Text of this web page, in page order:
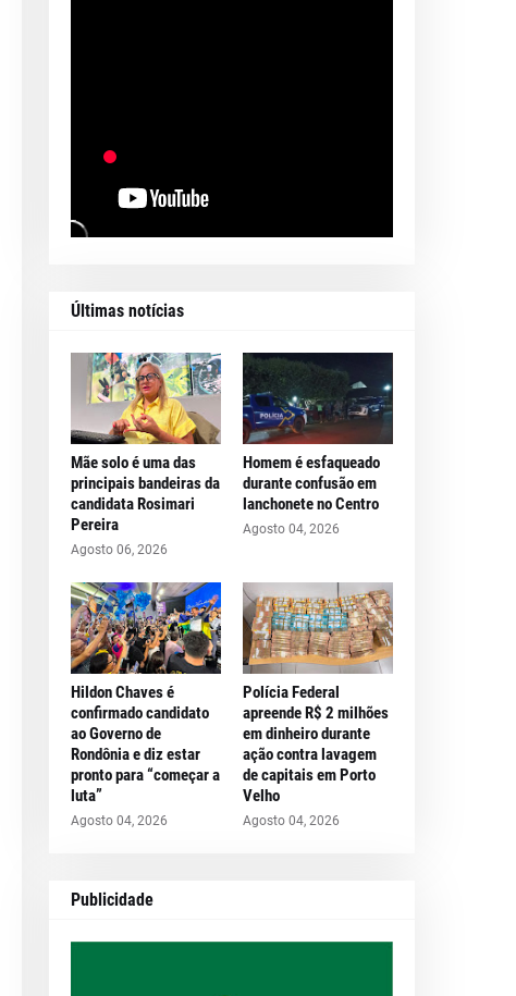
Últimas notícias
Mãe solo é uma das
principais bandeiras da
candidata Rosimari
Pereira
Agosto 06, 2026
Homem é esfaqueado
durante confusão em
lanchonete no Centro
Agosto 04, 2026
Hildon Chaves é
confirmado candidato
ao Governo de
Rondônia e diz estar
pronto para “começar a
luta”
Agosto 04, 2026
Polícia Federal
apreende R$ 2 milhões
em dinheiro durante
ação contra lavagem
de capitais em Porto
Velho
Agosto 04, 2026
Publicidade